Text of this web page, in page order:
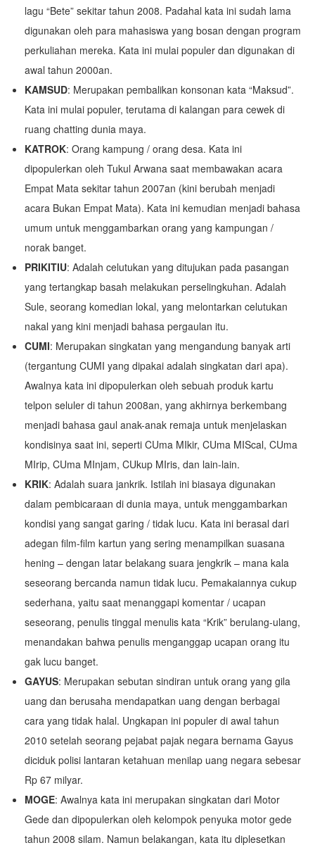
lagu “Bete” sekitar tahun 2008. Padahal kata ini sudah lama
digunakan oleh para mahasiswa yang bosan dengan program
perkuliahan mereka. Kata ini mulai populer dan digunakan di
awal tahun 2000an.
KAMSUD: Merupakan pembalikan konsonan kata “Maksud”.
Kata ini mulai populer, terutama di kalangan para cewek di
ruang chatting dunia maya.
KATROK: Orang kampung / orang desa. Kata ini
dipopulerkan oleh Tukul Arwana saat membawakan acara
Empat Mata sekitar tahun 2007an (kini berubah menjadi
acara Bukan Empat Mata). Kata ini kemudian menjadi bahasa
umum untuk menggambarkan orang yang kampungan /
norak banget.
PRIKITIU: Adalah celutukan yang ditujukan pada pasangan
yang tertangkap basah melakukan perselingkuhan. Adalah
Sule, seorang komedian lokal, yang melontarkan celutukan
nakal yang kini menjadi bahasa pergaulan itu.
CUMI: Merupakan singkatan yang mengandung banyak arti
(tergantung CUMI yang dipakai adalah singkatan dari apa).
Awalnya kata ini dipopulerkan oleh sebuah produk kartu
telpon seluler di tahun 2008an, yang akhirnya berkembang
menjadi bahasa gaul anak-anak remaja untuk menjelaskan
kondisinya saat ini, seperti CUma MIkir, CUma MIScal, CUma
MIrip, CUma MInjam, CUkup MIris, dan lain-lain.
KRIK: Adalah suara jankrik. Istilah ini biasaya digunakan
dalam pembicaraan di dunia maya, untuk menggambarkan
kondisi yang sangat garing / tidak lucu. Kata ini berasal dari
adegan film-film kartun yang sering menampilkan suasana
hening – dengan latar belakang suara jengkrik – mana kala
seseorang bercanda namun tidak lucu. Pemakaiannya cukup
sederhana, yaitu saat menanggapi komentar / ucapan
seseorang, penulis tinggal menulis kata “Krik” berulang-ulang,
menandakan bahwa penulis menganggap ucapan orang itu
gak lucu banget.
GAYUS: Merupakan sebutan sindiran untuk orang yang gila
uang dan berusaha mendapatkan uang dengan berbagai
cara yang tidak halal. Ungkapan ini populer di awal tahun
2010 setelah seorang pejabat pajak negara bernama Gayus
diciduk polisi lantaran ketahuan menilap uang negara sebesar
Rp 67 milyar.
MOGE: Awalnya kata ini merupakan singkatan dari Motor
Gede dan dipopulerkan oleh kelompok penyuka motor gede
tahun 2008 silam. Namun belakangan, kata itu diplesetkan